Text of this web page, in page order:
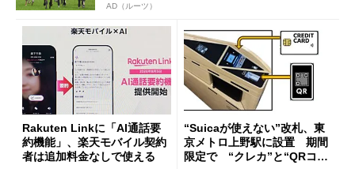
AD（ルーツ）
Rakuten Linkに「AI通話要
約機能」、楽天モバイル契約
者は追加料金なしで使える
“Suicaが使えない”改札、東
京メトロ上野駅に設置 期間
限定で “クレカ”と“QRコー